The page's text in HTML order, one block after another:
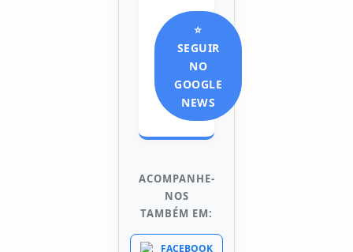
⭐
SEGUIR
NO
GOOGLE
NEWS
ACOMPANHE-
NOS
TAMBÉM EM:
FACEBOOK